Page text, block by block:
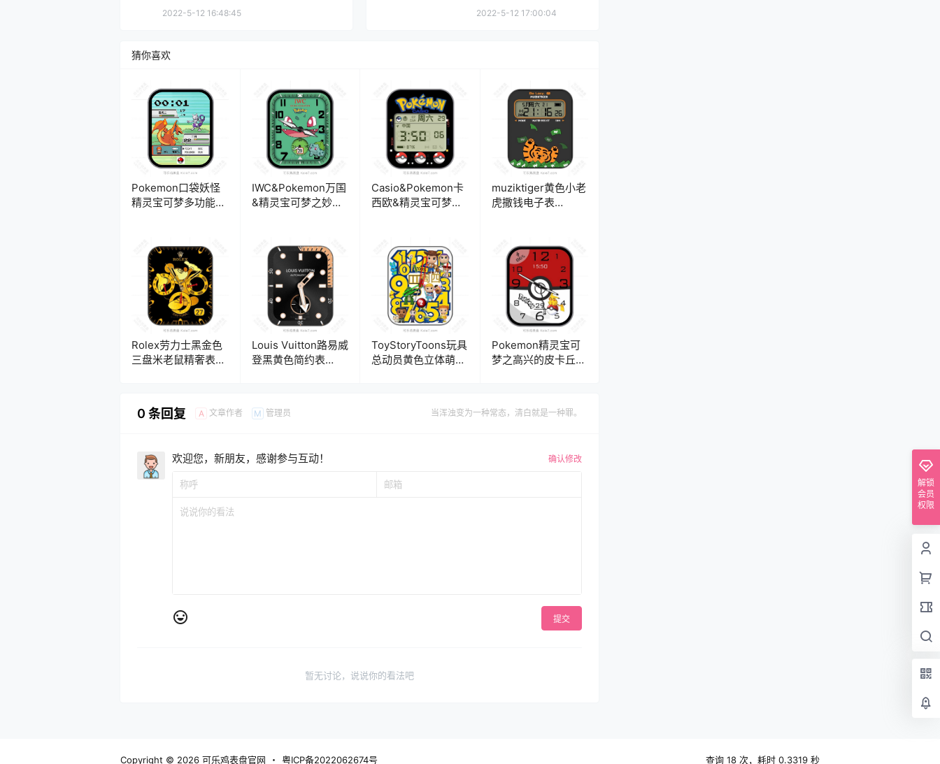
2022-5-12 16:48:45 2022-5-12 17:00:04
猜你喜欢
Pokemon口袋妖怪
精灵宝可梦多功能卡
IWC&Pokemon万国
&精灵宝可梦之妙蛙
Casio&Pokemon卡
西欧&精灵宝可梦简
muziktiger黄色小老
虎撒钱电子表
Rolex劳力士黑金色
三盘米老鼠精奢表
Louis Vuitton路易威
登黑黄色简约表
ToyStoryToons玩具
总动员黄色立体萌版
Pokemon精灵宝可
梦之高兴的皮卡丘表
0 条回复 A 文章作者 M 管理员 当浑浊变为一种常态，清白就是一种罪。
欢迎您，新朋友，感谢参与互动！ 确认修改
提交
暂无讨论，说说你的看法吧
解锁
会员
权限
Copyright © 2026 可乐鸡表盘官网 ・ 粤ICP备2022062674号 查询 18 次，耗时 0.3319 秒